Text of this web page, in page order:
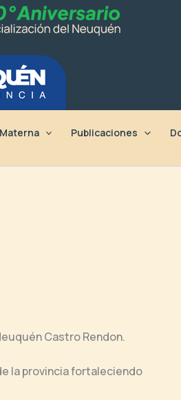
Publicaciones
Castro Rendon.
la provincia fortaleciendo